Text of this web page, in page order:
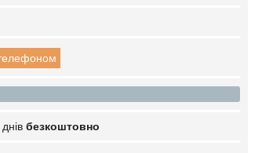
безкоштовно